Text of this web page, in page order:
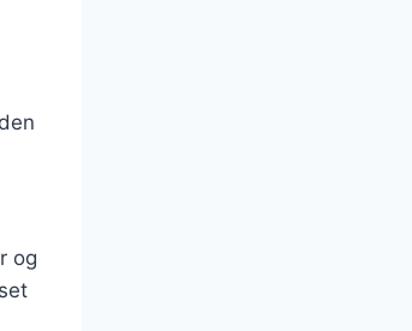
og